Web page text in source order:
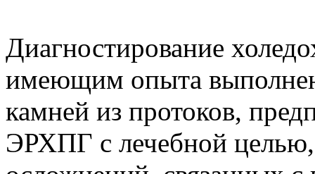
Диагностирование
имеющим опыта
камней из протоков,
ЭРХПГ с лечебной целью,